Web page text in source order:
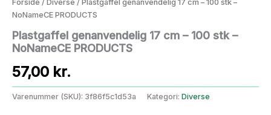
Forside / Diverse / Plastgaffel genanvendelig 17 cm – 100 stk –
NoNameCE PRODUCTS
Plastgaffel genanvendelig 17 cm – 100 stk –
NoNameCE PRODUCTS
57,00 kr.
Varenummer (SKU): 3f86f5c1d53a Kategori: Diverse